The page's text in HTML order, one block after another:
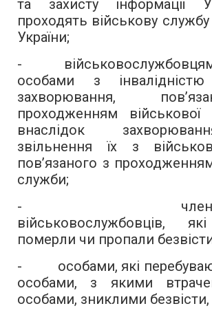
та захисту інформації
проходять військову службу
України;
-
особами з інвалідністю
захворювання,
проходженням
внаслідок
звільнення їх з
пов’язаного з
служби;
- членами
військовослужбовців,
померли чи пропали
- особами, які
особами, з якими
особами, зниклими безвісти,